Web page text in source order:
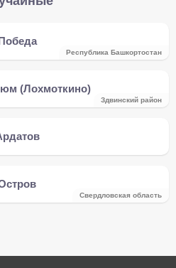
Республика Башкортостан
(Лохмоткино)
Здвинский район
Свердловская область